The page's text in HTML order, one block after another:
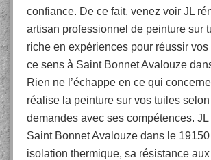
confiance. De ce fait, venez voir JL
artisan professionnel de peinture sur
riche en expériences pour réussir
ce sens à Saint Bonnet Avalouze
Rien ne l’échappe en ce qui concerne
réalise la peinture sur vos tuiles
demandes avec ses compétences.
Saint Bonnet Avalouze dans le
isolation thermique, sa résistance